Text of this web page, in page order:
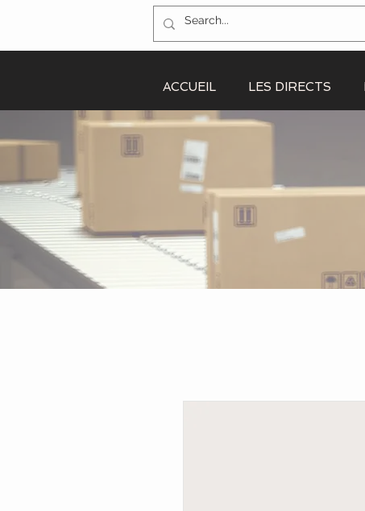
ACCUEIL LES DIRECTS